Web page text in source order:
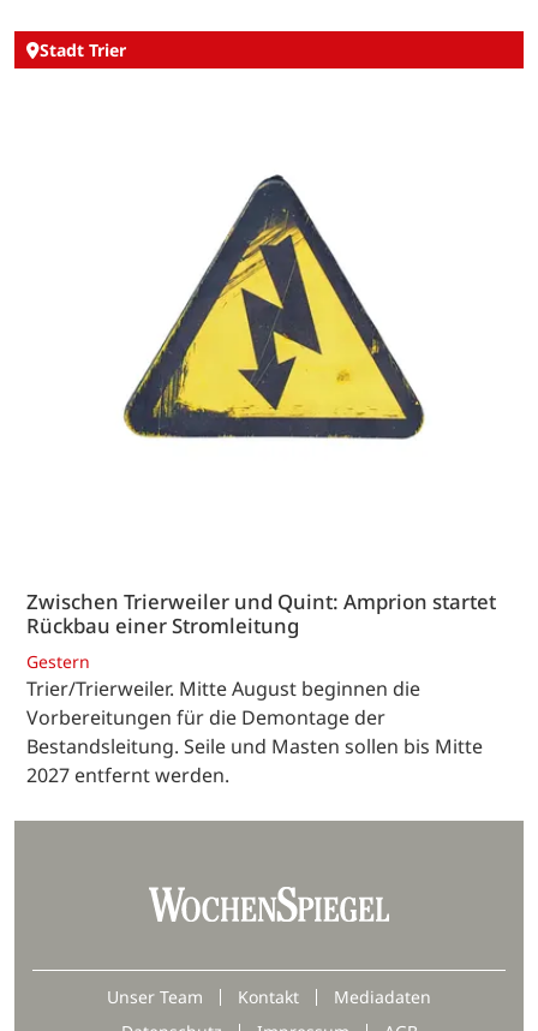
Stadt Trier
Zwischen Trierweiler und Quint: Amprion startet
Rückbau einer Stromleitung
Gestern
Trier/Trierweiler. Mitte August beginnen die
Vorbereitungen für die Demontage der
Bestandsleitung. Seile und Masten sollen bis Mitte
2027 entfernt werden.
Unser Team Kontakt
Mediadaten